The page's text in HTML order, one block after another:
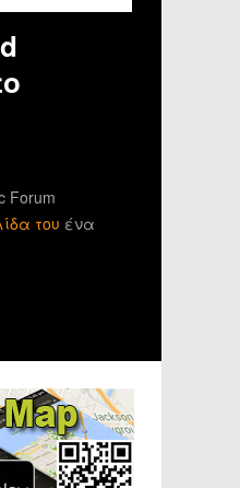
Forum
του ένα